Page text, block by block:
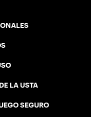
LA USTA
SEGURO